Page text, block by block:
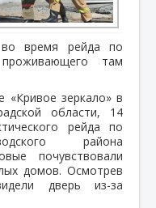
во время рейда по
там
«Кривое зеркало» в
области, 14
рейда по
района
почувствовали
домов. Осмотрев
дверь из-за